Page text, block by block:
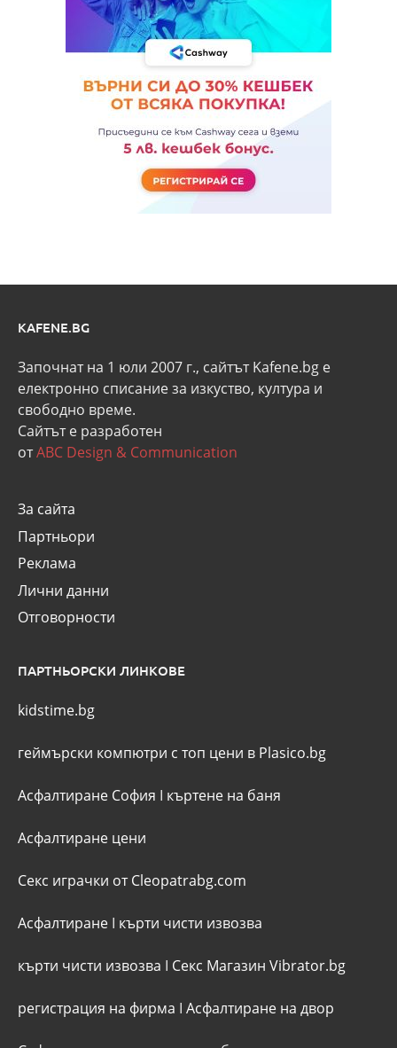
KAFENE.BG
Започнат на 1 юли 2007 г., сайтът Kafene.bg e
eлектронно списание за изкуство, култура и
свободно време.
Сайтът е разработен
отABC Design & Communication
За сайта
Партньори
Реклама
Лични данни
Отговорности
ПАРТНЬОРСКИ ЛИНКОВЕ
kidstime.bg
геймърски компютри с топ цени в Plasico.bg
Асфалтиране София I къртене на баня
Асфалтиране цени
Секс играчки от Cleopatrabg.com
Асфалтиране I кърти чисти извозва
кърти чисти извозва I Секс Магазин Vibrator.bg
регистрация на фирма I Асфалтиране на двор